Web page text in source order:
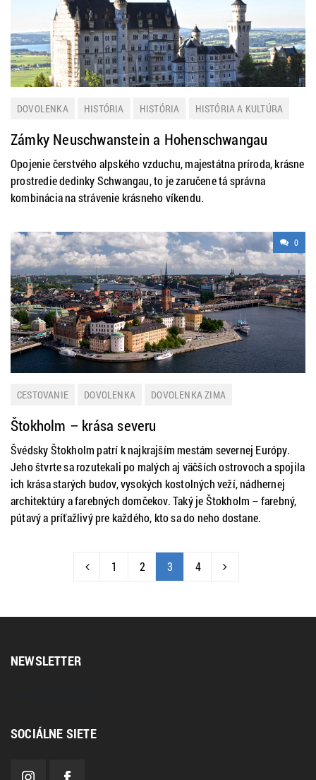
DOVOLENKA HISTÓRIA HISTÓRIA
HISTÓRIA A KULTÚRA
NEMECKO
TURISTIKA ZAHRANIČIE ZAUJÍMAVOSTI
Zámky Neuschwanstein a Hohenschwangau
Opojenie čerstvého alpského vzduchu, majestátna príroda, krásne
prostredie dedinky Schwangau, to je zaručene tá správna
kombinácia na strávenie krásneho víkendu.
0
CESTOVANIE DOVOLENKA
DOVOLENKA ZIMA
HISTÓRIA A KULTÚRA
Štokholm – krása severu
Švédsky Štokholm patrí k najkrajším mestám severnej Európy.
Jeho štvrte sa rozutekali po malých aj väčších ostrovoch a spojila
ich krása starých budov, vysokých kostolných veží, nádhernej
architektúry a farebných domčekov. Taký je Štokholm – farebný,
pútavý a príťažlivý pre každého, kto sa do neho dostane.
1 2 3 4
NEWSLETTER
SOCIÁLNE SIETE